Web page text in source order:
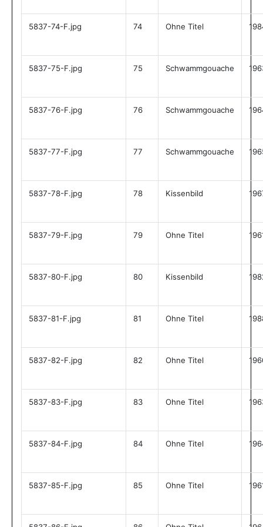
5837-74-F.jpg 74 Ohne Titel
5837-75-F.jpg 75 Schwammgouache
5837-76-F.jpg 76 Schwammgouache
5837-77-F.jpg 77 Schwammgouache
5837-78-F.jpg 78 Kissenbild
5837-79-F.jpg 79 Ohne Titel
5837-80-F.jpg 80 Kissenbild
5837-81-F.jpg 81 Ohne Titel
5837-82-F.jpg 82 Ohne Titel
5837-83-F.jpg 83 Ohne Titel
5837-84-F.jpg 84 Ohne Titel
5837-85-F.jpg 85 Ohne Titel